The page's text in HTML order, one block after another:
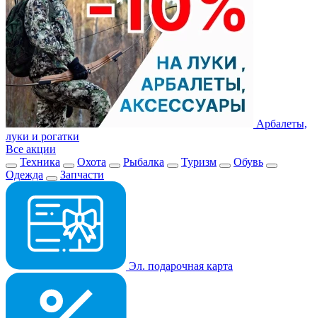
Арбалеты,
луки и рогатки
Все акции
Техника
Охота Рыбалка Туризм
Обувь
Одежда
Запчасти
Эл. подарочная карта